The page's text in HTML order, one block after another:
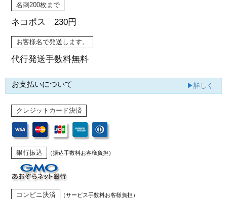
名刺200枚まで
ネコポス 230円
お客様名で発送します。
代行発送手数料無料
お支払いについて ▶詳しく
クレジットカード決済
銀行振込 （振込手数料お客様負担）
コンビニ決済 （サービス手数料お客様負担）